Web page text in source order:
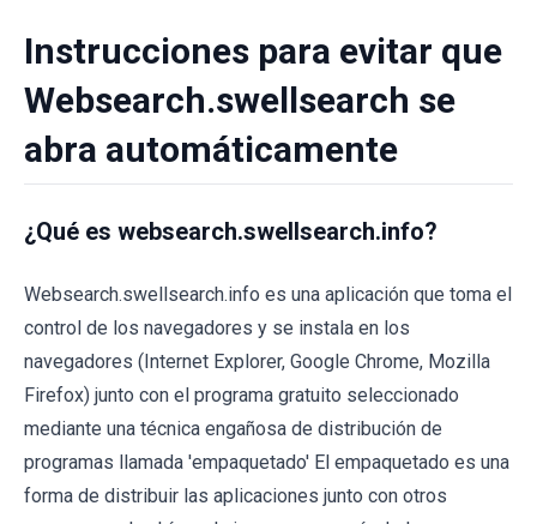
Instrucciones para evitar que
Websearch.swellsearch se
abra automáticamente
¿Qué es websearch.swellsearch.info?
Websearch.swellsearch.info es una aplicación que toma el
control de los navegadores y se instala en los
navegadores (Internet Explorer, Google Chrome, Mozilla
Firefox) junto con el programa gratuito seleccionado
mediante una técnica engañosa de distribución de
programas llamada 'empaquetado' El empaquetado es una
forma de distribuir las aplicaciones junto con otros